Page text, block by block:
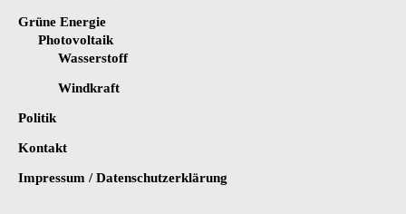
Grüne Energie
Photovoltaik
Wasserstoff
Windkraft
Politik
Kontakt
Impressum / Datenschutzerklärung